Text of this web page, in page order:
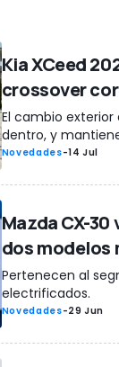
Kia XCeed
crossover
El cambio
dentro, y
Novedades-14 Jul
Mazda CX-30
dos modelos
Pertenecen al
electrificados.
Novedades-29 Jun